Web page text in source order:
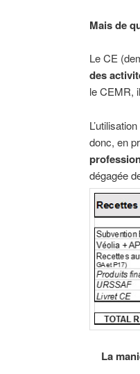
Mais de
Le CE
des
le CEMR,
donc, en
dégagée
La